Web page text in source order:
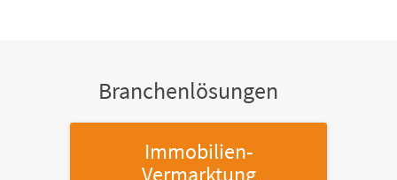
Branchenlösungen
Immobilien-
Vermarktung